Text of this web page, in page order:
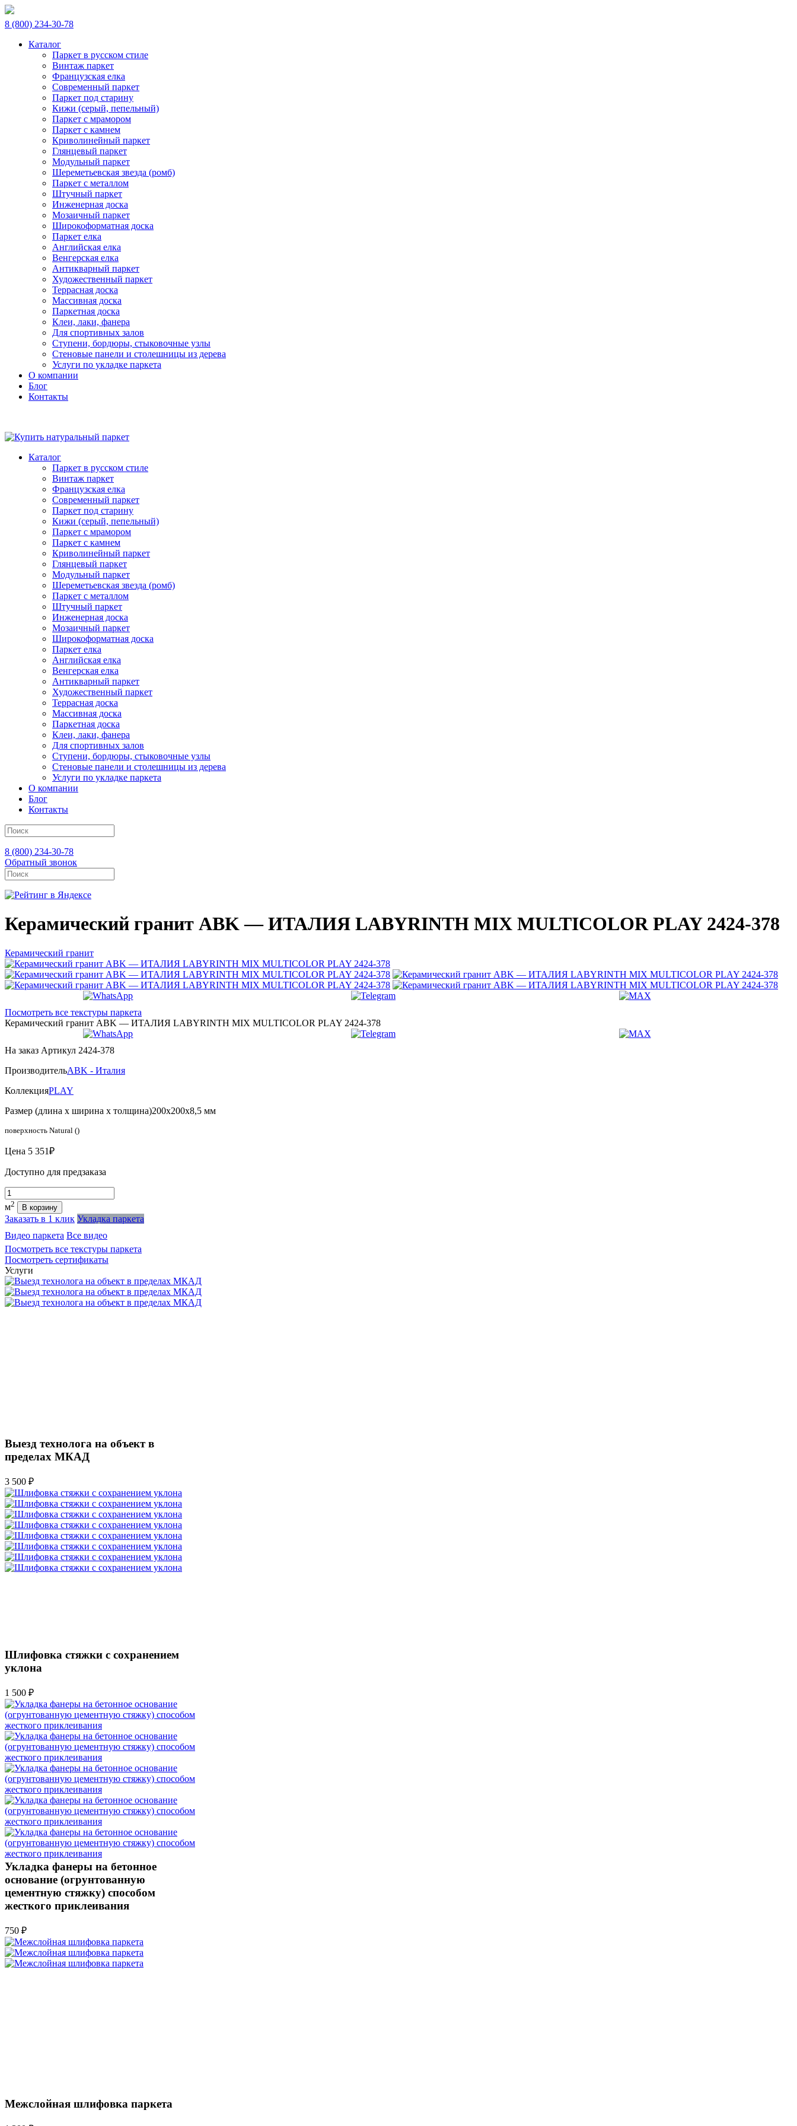
8 (800) 234-30-78
Каталог
Паркет в русском стиле
Винтаж паркет
Французская елка
Современный паркет
Паркет под старину
Кижи (серый, пепельный)
Паркет с мрамором
Паркет с камнем
Криволинейный паркет
Глянцевый паркет
Модульный паркет
Шереметьевская звезда (ромб)
Паркет с металлом
Штучный паркет
Инженерная доска
Мозаичный паркет
Широкоформатная доска
Паркет елка
Английская елка
Венгерская елка
Антикварный паркет
Художественный паркет
Террасная доска
Массивная доска
Паркетная доска
Клеи, лаки, фанера
Для спортивных залов
Ступени, бордюры, стыковочные узлы
Стеновые панели и столешницы из дерева
Услуги по укладке паркета
О компании
Блог
Контакты
Каталог
Паркет в русском стиле
Винтаж паркет
Французская елка
Современный паркет
Паркет под старину
Кижи (серый, пепельный)
Паркет с мрамором
Паркет с камнем
Криволинейный паркет
Глянцевый паркет
Модульный паркет
Шереметьевская звезда (ромб)
Паркет с металлом
Штучный паркет
Инженерная доска
Мозаичный паркет
Широкоформатная доска
Паркет елка
Английская елка
Венгерская елка
Антикварный паркет
Художественный паркет
Террасная доска
Массивная доска
Паркетная доска
Клеи, лаки, фанера
Для спортивных залов
Ступени, бордюры, стыковочные узлы
Стеновые панели и столешницы из дерева
Услуги по укладке паркета
О компании
Блог
Контакты
8 (800) 234-30-78
Обратный звонок
Керамический гранит ABK — ИТАЛИЯ LABYRINTH MIX MULTICOLOR PLAY 2424-378
Керамический гранит
Посмотреть все текстуры паркета
Керамический гранит ABK — ИТАЛИЯ LABYRINTH MIX MULTICOLOR PLAY 2424-378
На заказ Артикул 2424-378
ПроизводительABK - Италия
КоллекцияPLAY
Размер (длина х ширина х толщина)200х200х8,5 мм
поверхность Natural ()
Цена 5 351₽
Доступно для предзаказа
Количество
м2 В корзину
Заказать в 1 клик Укладка паркета
Видео паркета Все видео
Посмотреть все текстуры паркета
Посмотреть сертификаты
Услуги
Выезд технолога на объект в
пределах МКАД
3 500 ₽
Шлифовка стяжки с сохранением
уклона
1 500 ₽
Укладка фанеры на бетонное
основание (огрунтованную
цементную стяжку) способом
жесткого приклеивания
750 ₽
Межслойная шлифовка паркета